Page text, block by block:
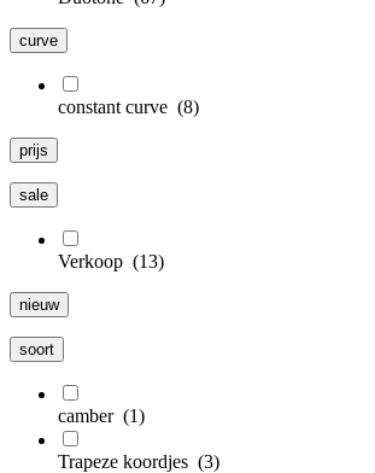
curve
constant curve (8)
prijs
sale
Verkoop (13)
nieuw
soort
camber (1)
Trapeze koordjes (3)